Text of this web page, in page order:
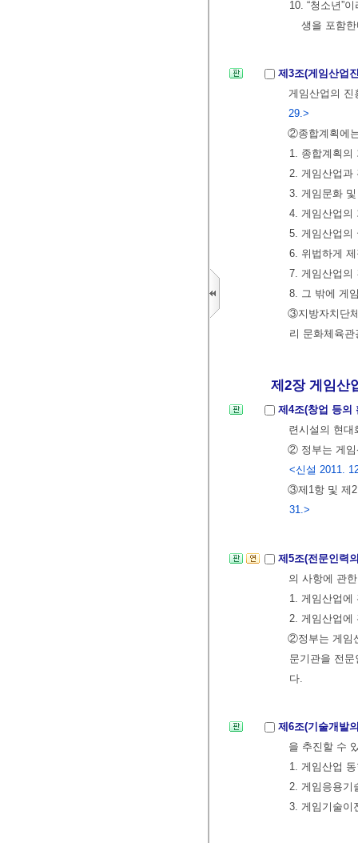
10. “청소년”
생을 포함
제3조(게임산업
게임산업의 진
29.>
②종합계획에
1. 종합계획의
2. 게임산업과
3. 게임문화
4. 게임산업의
5. 게임산업의
6. 위법하게
7. 게임산업의
8. 그 밖에 게
③지방자치단
리 문화체육
제2장 게임산
제4조(창업 등의
련시설의 현
② 정부는 게임
<신설 2011.
③제1항 및 제2
31.>
제5조(전문인력
의 사항에 관
1. 게임산업에
2. 게임산업에
②정부는 게임
문기관을 전
다.
제6조(기술개발
을 추진할 수
1. 게임산업
2. 게임응용기
3. 게임기술이